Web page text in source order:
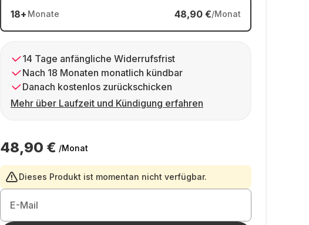
18+ Monate 48,90 €/Monat
14 Tage anfängliche Widerrufsfrist
Nach 18 Monaten monatlich kündbar
Danach kostenlos zurückschicken
Mehr über Laufzeit und Kündigung erfahren
48,90 € /Monat
Dieses Produkt ist momentan nicht verfügbar.
E-Mail